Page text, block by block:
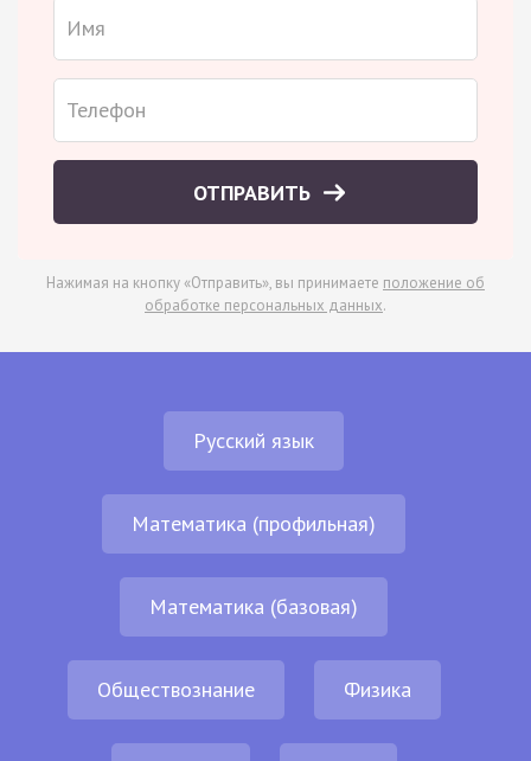
ОТПРАВИТЬ
Нажимая на кнопку «Отправить», вы принимаете положение об
обработке персональных данных.
Русский язык
Математика (профильная)
Математика (базовая)
Обществознание Физика